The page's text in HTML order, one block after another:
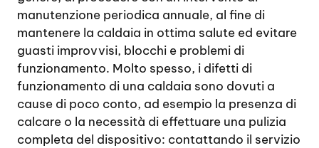
manutenzione periodica annuale, al fine di
mantenere la caldaia in ottima salute ed evitare
guasti improvvisi, blocchi e problemi di
funzionamento. Molto spesso, i difetti di
funzionamento di una caldaia sono dovuti a
cause di poco conto, ad esempio la presenza di
calcare o la necessità di effettuare una pulizia
completa del dispositivo: contattando il servizio